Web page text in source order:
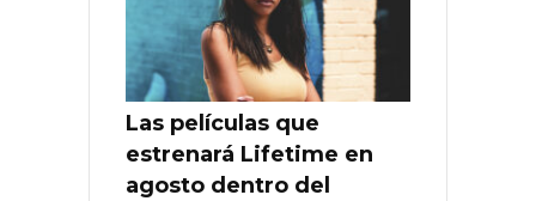
Las películas que
estrenará Lifetime en
agosto dentro del